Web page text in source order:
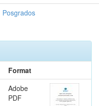
Posgrados
Format
Adobe
PDF